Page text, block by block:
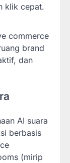
klik cepat.
commerce
brand
dan
AI suara
berbasis
(mirip